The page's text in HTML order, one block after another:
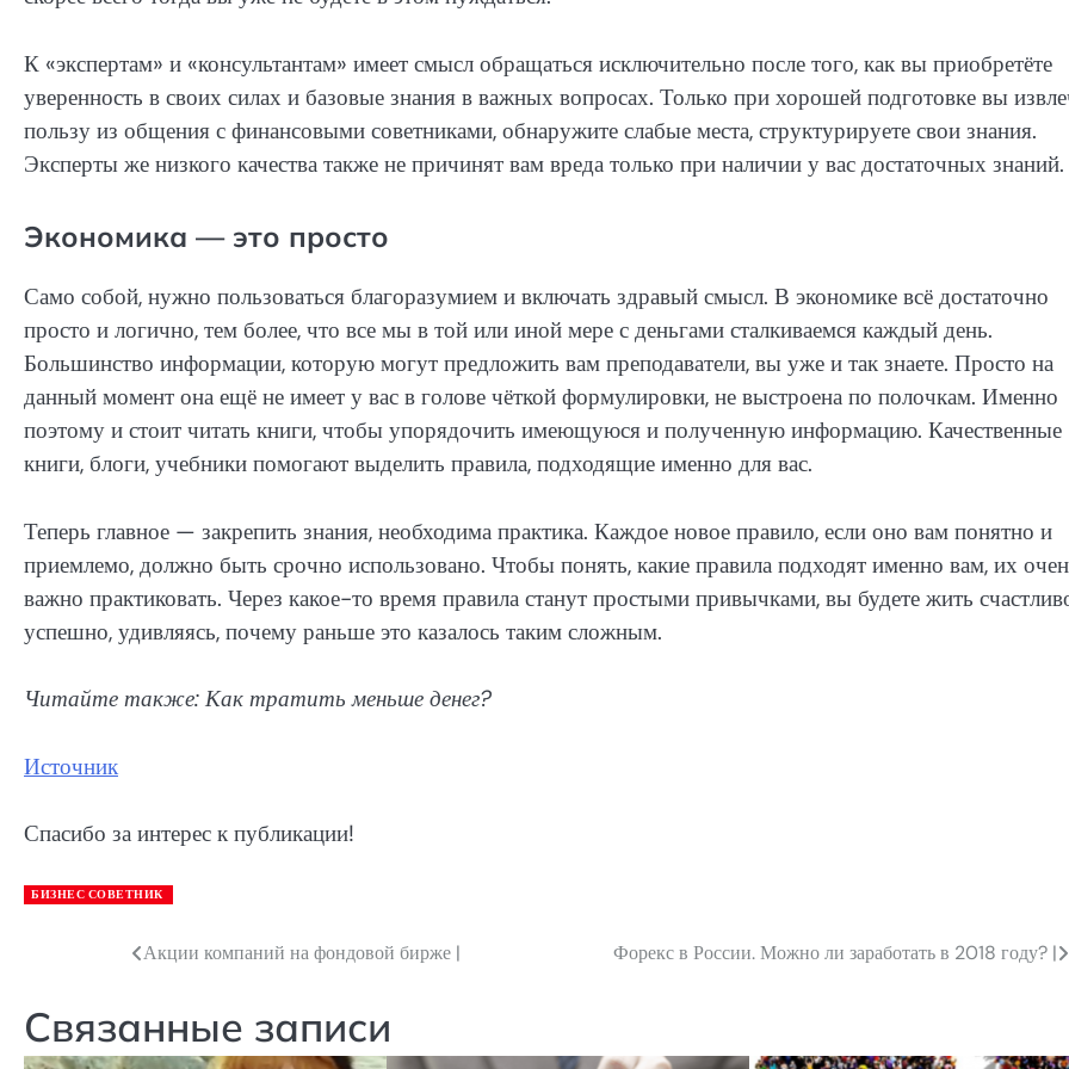
К «экспертам» и «консультантам» имеет смысл обращаться исключительно после того, как вы приобретёте
уверенность в своих силах и базовые знания в важных вопросах. Только при хорошей подготовке вы
пользу из общения с финансовыми советниками, обнаружите слабые места, структурируете свои знания.
Эксперты же низкого качества также не причинят вам вреда только при наличии у вас достаточных знаний.
Экономика — это просто
Само собой, нужно пользоваться благоразумием и включать здравый смысл. В экономике всё достаточно
просто и логично, тем более, что все мы в той или иной мере с деньгами сталкиваемся каждый день.
Большинство информации, которую могут предложить вам преподаватели, вы уже и так знаете. Просто на
данный момент она ещё не имеет у вас в голове чёткой формулировки, не выстроена по полочкам. Именно
поэтому и стоит читать книги, чтобы упорядочить имеющуюся и полученную информацию. Качественные
книги, блоги, учебники помогают выделить правила, подходящие именно для вас.
Теперь главное — закрепить знания, необходима практика. Каждое новое правило, если оно вам понятно и
приемлемо, должно быть срочно использовано. Чтобы понять, какие правила подходят именно вам, их
важно практиковать. Через какое-то время правила станут простыми привычками, вы будете жить
успешно, удивляясь, почему раньше это казалось таким сложным.
Читайте также: Как тратить меньше денег?
Источник
Спасибо за интерес к публикации!
БИЗНЕС СОВЕТНИК
Навигация
записям
Акции компаний на фондовой бирже | Форекс в России. Можно ли заработать в 2018 году? |
Связанные записи